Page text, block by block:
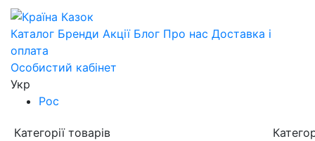
Каталог Бренди Акції Блог Про нас Доставка і
оплата
Особистий кабінет
Укр
Рос
Категорії товарів